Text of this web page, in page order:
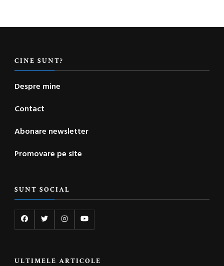
CINE SUNT?
Despre mine
Contact
Abonare newsletter
Promovare pe site
SUNT SOCIAL
ULTIMELE ARTICOLE